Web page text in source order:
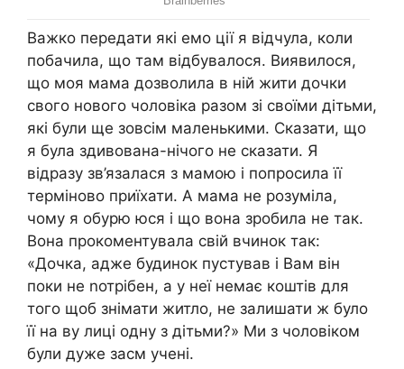
Важко передати які емо ції я відчула, коли
побачила, що там відбувалося. Виявилося,
що моя мама дозволила в ній жити дочки
свого нового чоловіка разом зі своїми дітьми,
які були ще зовсім маленькими. Сказати, що
я була здивована-нічого не сказати. Я
відразу зв’язалася з мамою і попросила її
терміново приїхати. А мама не розуміла,
чому я обурю юся і що вона зробила не так.
Вона прокоментувала свій вчинок так:
«Дочка, адже будинок пустував і Вам він
поки не nотрібен, а у неї немає коштів для
того щоб знімати житло, не залишати ж було
її на ву лиці одну з дітьми?» Ми з чоловіком
були дуже засм учені.